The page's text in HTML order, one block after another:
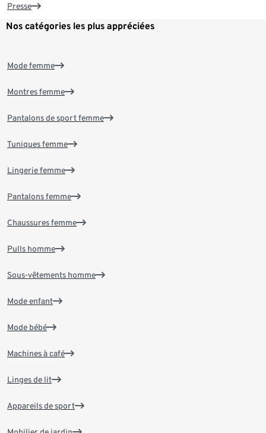
Presse
Nos catégories les plus appréciées
Mode femme
Montres femme
Pantalons de sport femme
Tuniques femme
Lingerie femme
Pantalons femme
Chaussures femme
Pulls homme
Sous-vêtements homme
Mode enfant
Mode bébé
Machines à café
Linges de lit
Appareils de sport